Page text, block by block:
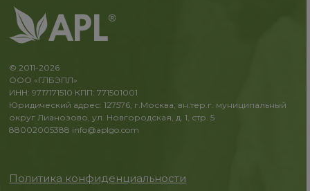
© 2011-2026
ООО «ГЛБЭПЛ»
ИНН: 9717171510 КПП: 771501001
Юридический адрес: 127576, г.Москва, вн.тер.г. муниципальный
округ Лианозово, ул. Новгородская, д. 1, стр. 5
88002005388 info@aplgo.com
Политика конфиденциальности